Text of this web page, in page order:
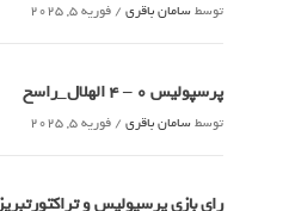
توسطسامان باقری / فوریه 5, 2025
پرسپولیس 0 – ۴ الهلال_راسخ
توسطسامان باقری / فوریه 5, 2025
رای بازی پرسپولیس و